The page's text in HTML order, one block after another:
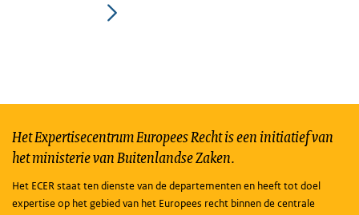
Het Expertisecentrum Europees Recht is een initiatief van
het ministerie van Buitenlandse Zaken.
Het ECER staat ten dienste van de departementen en heeft tot doel
expertise op het gebied van het Europees recht binnen de centrale